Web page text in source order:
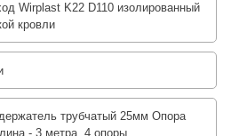
Wirplast K22 D110 изолированный
кровли
трубчатый 25мм Опора
- 3 метра, 4 опоры,